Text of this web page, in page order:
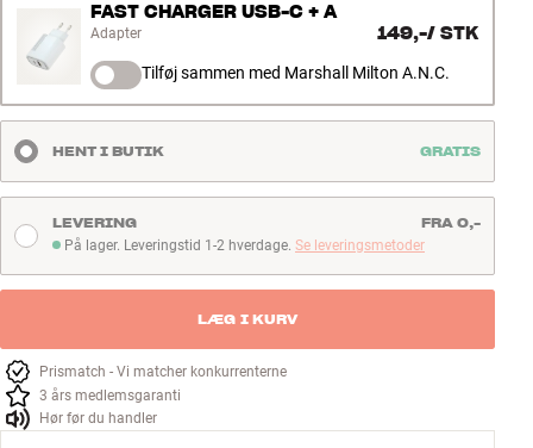
FAST CHARGER USB-C + A
Adapter 149,-/ STK
Tilføj sammen med Marshall Milton A.N.C.
HENT I BUTIK GRATIS
På lager. Leveringstid 1-2 hverdage
På lager. Leveringstid 1-2 hverdage. Se leveringsmetoder
LEVERING FRA 0,-
LÆG I KURV
Prismatch - Vi matcher konkurrenterne
3 års medlemsgaranti
Hør før du handler